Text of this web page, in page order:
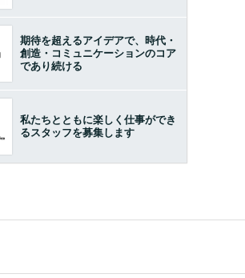
期待を超えるアイデアで、時代・
創造・コミュニケーションのコア
であり続ける
私たちとともに楽しく仕事ができ
るスタッフを募集します